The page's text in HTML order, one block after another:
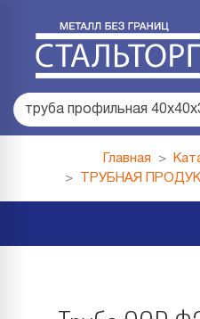
труба профильная
Главная
ТРУБНАЯ